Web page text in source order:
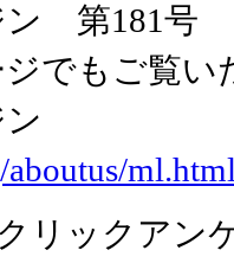
ン 第181号
でもご覧い
ン
リックアン